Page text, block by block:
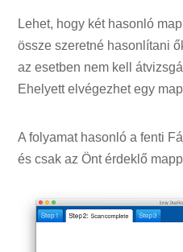
Lehet, hogy két hasonló
össze szeretné hasonlítani
az esetben nem kell
Ehelyett elvégezhet egy
A folyamat hasonló a fenti
és csak az Önt érdeklő